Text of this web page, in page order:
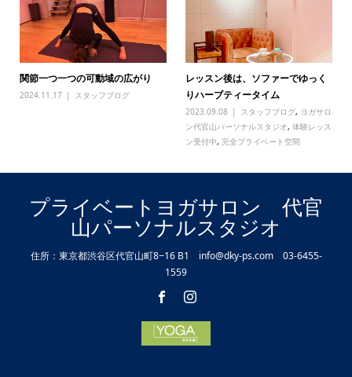
関節一つ一つの可動域の広がり
2024.11.17 スタッフブログ
レッスン後は、ソファーでゆっく
りハーブティータイム
2023.09.08 スタッフブログ, ヨガサロ
ン代官山パーソナルスタジオ,体験レッス
ン受付中,完全プライベート空間
プライベートヨガサロン 代官
山パーソナルスタジオ
住所：東京都渋谷区代官山町8−16 B1 info@dky-ps.com 03-6455-
1559